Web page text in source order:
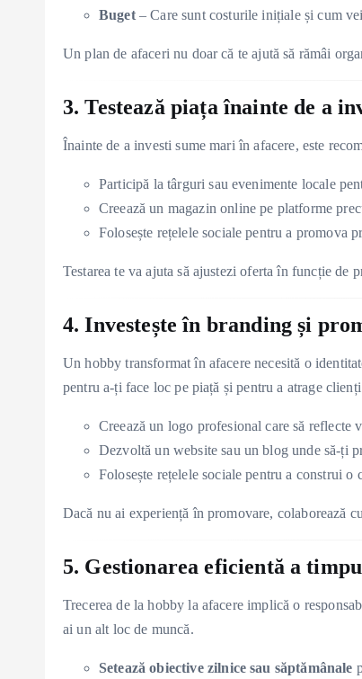
Buget– Care sunt costurile inițiale și cum
Un plan de afaceri nu doar că te ajută să rămâi
3. Testează piața înainte de a
Înainte de a investi sume mari în afacere, este
Participă la târguri sau evenimente locale
Creează un magazin online pe platforme
Folosește rețelele sociale pentru a promova
Testarea te va ajuta să ajustezi oferta în funcție
4. Investește în branding și
Un hobby transformat în afacere necesită o
pentru a-ți face loc pe piață și pentru a atrage
Creează un logo profesional care să reflecte
Dezvoltă un website sau un blog unde să-ți
Folosește rețelele sociale pentru a construi
Dacă nu ai experiență în promovare, colaborează
5. Gestionarea eficientă a
Trecerea de la hobby la afacere implică o
ai un alt loc de muncă.
Setează obiective zilnice sau săptămânale